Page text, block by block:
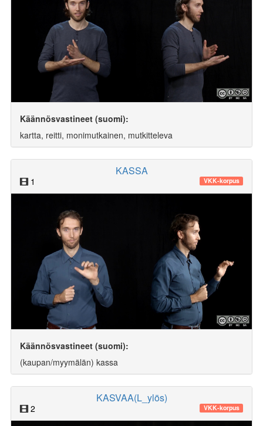
Käännösvastineet (suomi):
kartta, reitti, monimutkainen, mutkitteleva
KASSA
1 VKK-korpus
Käännösvastineet (suomi):
(kaupan/myymälän) kassa
KASVAA(L_ylös)
2 VKK-korpus